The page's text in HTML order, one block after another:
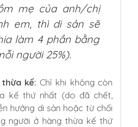
mẹ của anh/chị
em, thì di sản sẽ
làm 4 phần bằng
người 25%).
kế: Chỉ khi không còn
kế thứ nhất (do đã chết,
hưởng di sản hoặc từ chối
người ở hàng thừa kế thứ